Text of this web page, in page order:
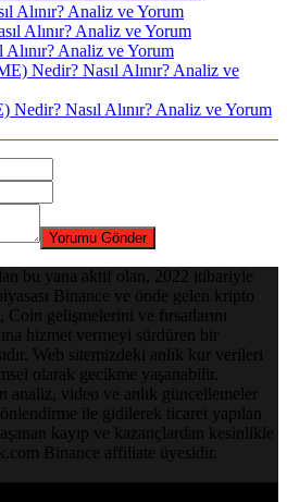
Alınır? Analiz ve Yorum
Analiz ve Yorum
Nasıl Alınır? Analiz ve Yorum
bu yana aktif olan, 2022 itibariyle
Binance ve önde gelen kripto
Coin gelişmelerini ve fırsatlarını
hizmet vermeyi sürdüren bir
Web sitemizdeki anlık kur verileri
olarak gecikme yaşanabilir.
analiz, video ve anlık güncellemeler
ile gidilerek ticaret yapılan
kayıp ve kazançlardan kesinlikle
Binance affiliate üyesidir.